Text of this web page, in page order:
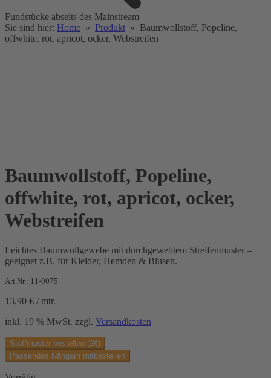
Fundstücke abseits des Mainstream
Sie sind hier: Home » Produkt » Baumwollstoff, Popeline,
offwhite, rot, apricot, ocker, Webstreifen
Baumwollstoff, Popeline,
offwhite, rot, apricot, ocker,
Webstreifen
Leichtes Baumwollgewebe mit durchgewebtem Streifenmuster –
geeignet z.B. für Kleider, Hemden & Blusen.
Art.Nr.: 11-0075
13,90 € / mtr.
inkl. 19 % MwSt. zzgl. Versandkosten
Stoffmuster bestellen (2€)
Passendes Nähgarn mitbestellen